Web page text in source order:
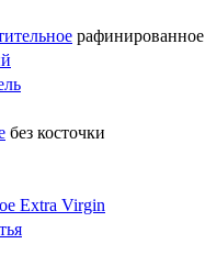
рафинированное
без косточки
Extra Virgin